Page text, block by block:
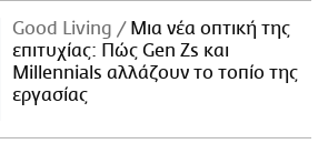
Good Living
Μια νέα οπτική της
επιτυχίας: Πώς Gen Zs και
Millennials αλλάζουν το τοπίο της
εργασίας